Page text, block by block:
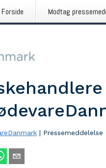
Forside Modtag
| Pressemeddelelse